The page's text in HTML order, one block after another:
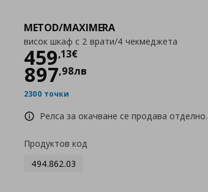
METOD/MAXIMERA
висок шкаф с 2 врати/4 чекмеджета
459,13€
Цена
897,98лв
2300 точки
Релса за окачване се продава отделно.
Продуктов код
494.862.03